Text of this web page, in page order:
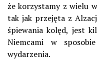
że korzystamy z wielu
tak jak przejęta z
śpiewania kolęd, jest
Niemcami w
wydarzenia.